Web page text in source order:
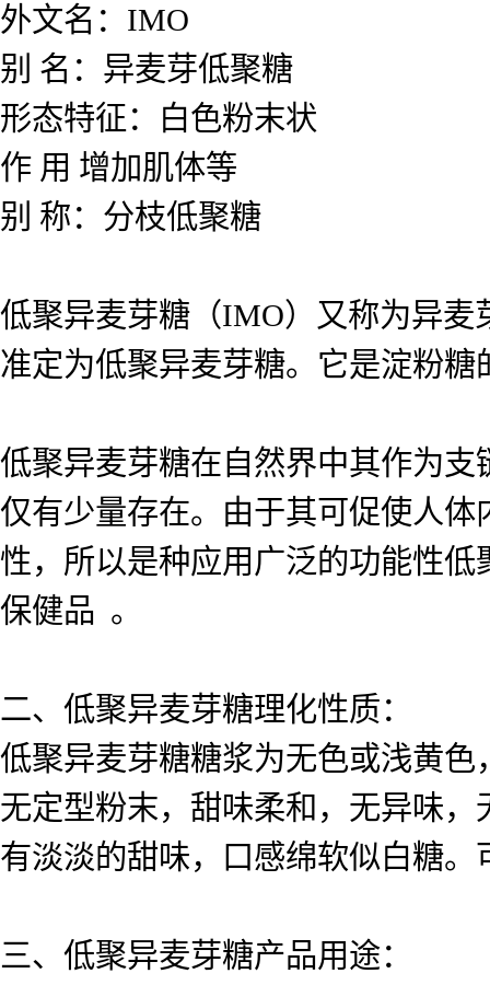
外文名：IMO
别 名：异麦芽低聚糖
形态特征：白色粉末状
作 用 增加肌体等
别 称：分枝低聚糖
低聚异麦芽糖（IMO）又称为异
准定为低聚异麦芽糖。它是淀粉糖
低聚异麦芽糖在自然界中其作为
仅有少量存在。由于其可促使人
性，所以是种应用广泛的功能性
保健品 。
二、低聚异麦芽糖理化性质：
低聚异麦芽糖糖浆为无色或浅黄
无定型粉末，甜味柔和，无异味
有淡淡的甜味，口感绵软似白糖
三、低聚异麦芽糖产品用途：